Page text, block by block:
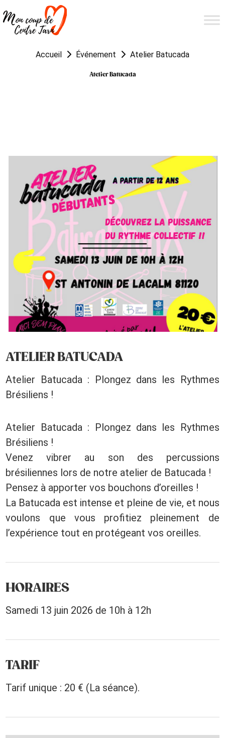
Accueil Événement Atelier Batucada
Atelier Batucada
ATELIER BATUCADA
Atelier Batucada : Plongez dans les Rythmes
Brésiliens !
Atelier Batucada : Plongez dans les Rythmes
Brésiliens !
Venez vibrer au son des percussions
brésiliennes lors de notre atelier de Batucada !
Pensez à apporter vos bouchons d’oreilles !
La Batucada est intense et pleine de vie, et nous
voulons que vous profitiez pleinement de
l’expérience tout en protégeant vos oreilles.
HORAIRES
Samedi 13 juin 2026 de 10h à 12h
TARIF
Tarif unique : 20 € (La séance).